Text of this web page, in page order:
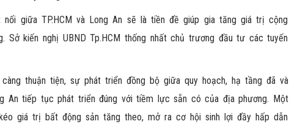
giữa TP.HCM và Long An sẽ là tiền đề giúp gia tăng giá trị cộng
kiến nghị UBND Tp.HCM thống nhất chủ trương đầu tư các tuyến
thuận tiện, sự phát triển đồng bộ giữa quy hoạch, hạ tầng đã và
An tiếp tục phát triển đúng với tiềm lực sẵn có của địa phương. Một
giá trị bất động sản tăng theo, mở ra cơ hội sinh lợi đầy hấp dẫn